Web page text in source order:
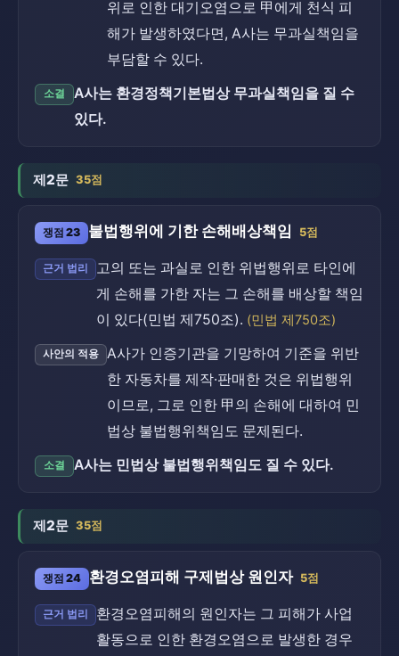
위로 인한 대기오염으로 甲에게 천식 피
해가 발생하였다면, A사는 무과실책임을
부담할 수 있다.
소결
A사는 환경정책기본법상 무과실책임을 질 수
있다.
제2문 35점
쟁점 23 불법행위에 기한 손해배상책임 5점
근거 법리
고의 또는 과실로 인한 위법행위로 타인에
게 손해를 가한 자는 그 손해를 배상할 책임
이 있다(민법 제750조). (민법 제750조)
사안의 적용
A사가 인증기관을 기망하여 기준을 위반
한 자동차를 제작·판매한 것은 위법행위
이므로, 그로 인한 甲의 손해에 대하여 민
법상 불법행위책임도 문제된다.
소결 A사는 민법상 불법행위책임도 질 수 있다.
제2문 35점
쟁점 24 환경오염피해 구제법상 원인자 5점
근거 법리
환경오염피해의 원인자는 그 피해가 사업
활동으로 인한 환경오염으로 발생한 경우